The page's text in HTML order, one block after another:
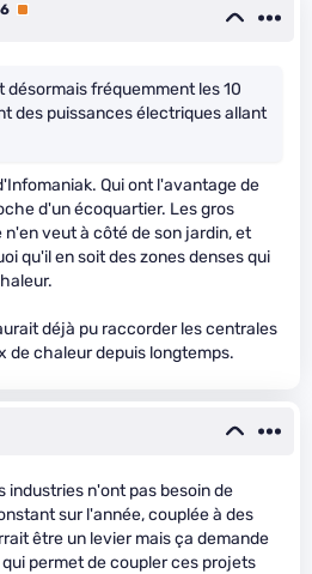
Premium
désormais fréquemment les 10
des puissances électriques allant
Qui ont l'avantage de
d'un écoquartier. Les gros
veut à côté de son jardin, et
qu'il en soit des zones denses qui
déjà pu raccorder les centrales
de chaleur depuis longtemps.
industries n'ont pas besoin de
sur l'année, couplée à des
être un levier mais ça demande
permet de coupler ces projets